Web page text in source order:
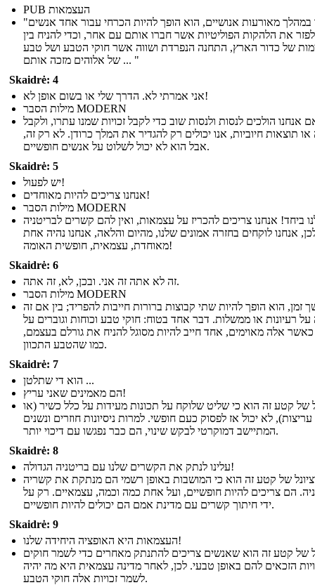
PUB העצמאות
"כאשר במהלך מאורעות אנושיים, הוא הופך להיות הכרחי עבור אחד אנשים
לפזר את הלהקות הפוליטיות אשר חברו אותם עם אחר, וכדי להניח בין
של כדור הארץ, התחנה הנפרדת ושווה אשר חוקי הטבע ושל טבע
של אלוהים מזכה אותם ... "
Skaidrė: 4
אני אמרתי לא. הדרך שלי או בשום אופן לא!
מילות הסבר MODERN
אנחנו הולכים לנסות ולנסות שוב כדי לקבל זכויות שמנו עתרו, ולקבל
תוצאות חיוביות, אנו יכולים רק להגדיר את המלך כרודן. לא רק זה,
אבל הוא לא יכול לשלוט על אנשים חופשיים.
Skaidrė: 5
יש לפעול!
אנחנו צריכים להיות מאוחדים!
מילות הסבר MODERN
ביחד! אנחנו צריכים להכריז על עצמאות, ואין להם קשרים לבריטניה
אנחנו לוקחים בחזרה אמונים שלנו, מהיום והלאה, אנחנו נהיה אחת
מאוחדת, עצמאית, חופשית האומה!
Skaidrė: 6
זה לא אתה זה אני. ובכן, לא, זה אתה.
מילות הסבר MODERN
זמן, הוא הופך להיות שתי קבוצות ברורות חייבות להפריד; בין אם זה
על רעיונות או ממשלות. דבר אחד בטוח: חוקי טבע וכוחות וגוברים על
אלה מאוימים, אחד חייב להיות מסוגל להניח את גורלם בעצמם,
כמו שהטבע התכוון.
Skaidrė: 7
הוא די שתלטן ...
הם מאמינים שאני עריץ!
של קטע זה הוא כי שליט שלוקח על תכונות מעידות על כלל כשיר (או
עריצות), לא יכול אז לפסוק כעם חופשי. למרות ניסיונות חוזרים ונשנים
המתיישב דמוקרטי לבקש שינוי, הם כבר נפגשו עם דיכוי יותר.
Skaidrė: 8
עלינו לנתק את הקשרים שלנו עם בריטניה הגדולה!
של קטע זה הוא כי המושבות באופן רשמי הם מנתקת את קשריה
הם צריכים להיות חופשיים, ועל אחת כמה וכמה, עצמאיים. רק על
ידי חיתוך קשרים עם מדינת אמם הם יכולים להיות חופשיים.
Skaidrė: 9
העצמאות היא האופציה היחידה שלנו!
של קטע זה הוא שאנשים צריכים להתנתק מאחרים כדי לשמר חוקים
הזכאים להם באופן טבעי. לכן, לאחר מדינה עצמאית היא מה יהיה
לשמר זכויות אלה חוקי הטבע.